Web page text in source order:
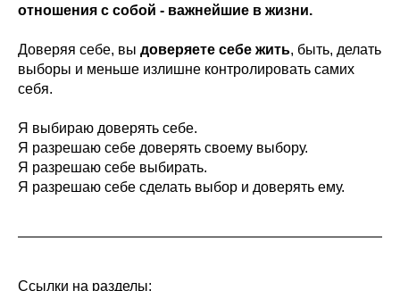
отношения с собой - важнейшие в жизни.
Доверяя себе, вы доверяете себе жить, быть, делать
выборы и меньше излишне контролировать самих
себя.
Я выбираю доверять себе.
Я разрешаю себе доверять своему выбору.
Я разрешаю себе выбирать.
Я разрешаю себе сделать выбор и доверять ему.
Ссылки на разделы: